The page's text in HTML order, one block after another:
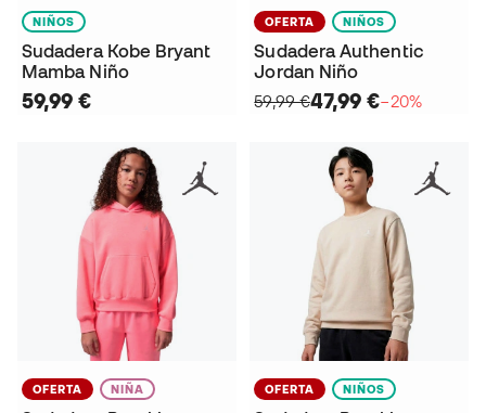
NIÑOS
Sudadera Kobe Bryant
Mamba Niño
59,99 €
OFERTA NIÑOS
Sudadera Authentic
Jordan Niño
59,99 €47,99 €−20%
OFERTA NIÑA OFERTA NIÑOS